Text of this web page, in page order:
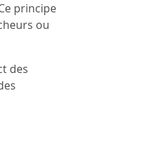
principe
ou
des